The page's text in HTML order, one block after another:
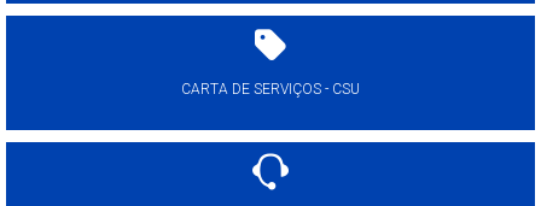
CARTA DE SERVIÇOS - CSU